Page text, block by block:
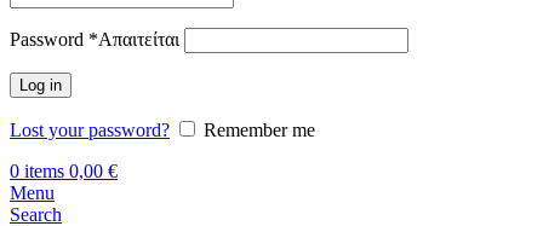
Password *Απαιτείται
Log in
Lost your password?
Remember me
0 items 0,00 €
Menu
Search